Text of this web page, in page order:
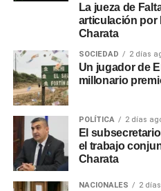
La jueza de
articulación por
Charata
SOCIEDAD 2 días
Un jugador de
millonario
POLÍTICA 2 días
El
el trabajo
Charata
NACIONALES 2